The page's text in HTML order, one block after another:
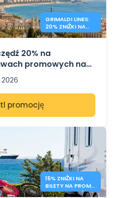
GRIMALDI LINES:
20% ZNIŻKI NA
PROMY PO
20% na
promowych na
Hiszpanii
promocję
15% ZNIŻKI NA
BILETY NA PROM
DLA KAMPERÓW –